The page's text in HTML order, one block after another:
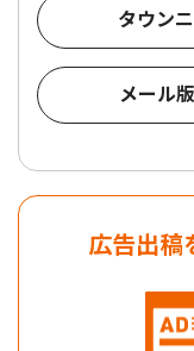
タウン
メール
広告出稿